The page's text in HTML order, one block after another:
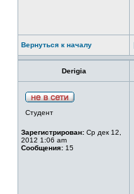
Вернуться к началу
Derigia
Студент
Зарегистрирован: Ср дек 12,
2012 1:06 am
Сообщения: 15